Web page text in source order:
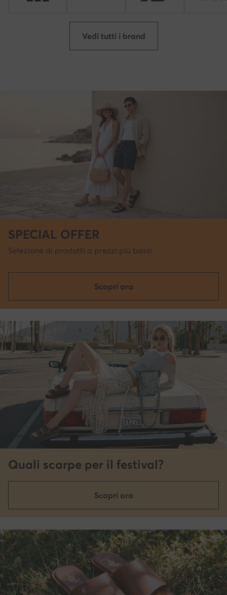
Vedi tutti i brand
SPECIAL OFFER
Selezione di prodotti a prezzi più bassi
Scopri ora
Quali scarpe per il festival?
Scopri ora